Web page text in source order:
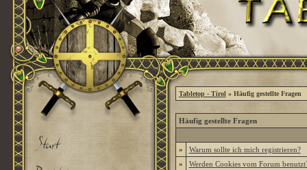
Tabletop - Tirol » Häufig gestellte Fragen
Häufig gestellte Fragen
»
Warum sollte ich mich registrieren?
»
Werden Cookies vom Forum